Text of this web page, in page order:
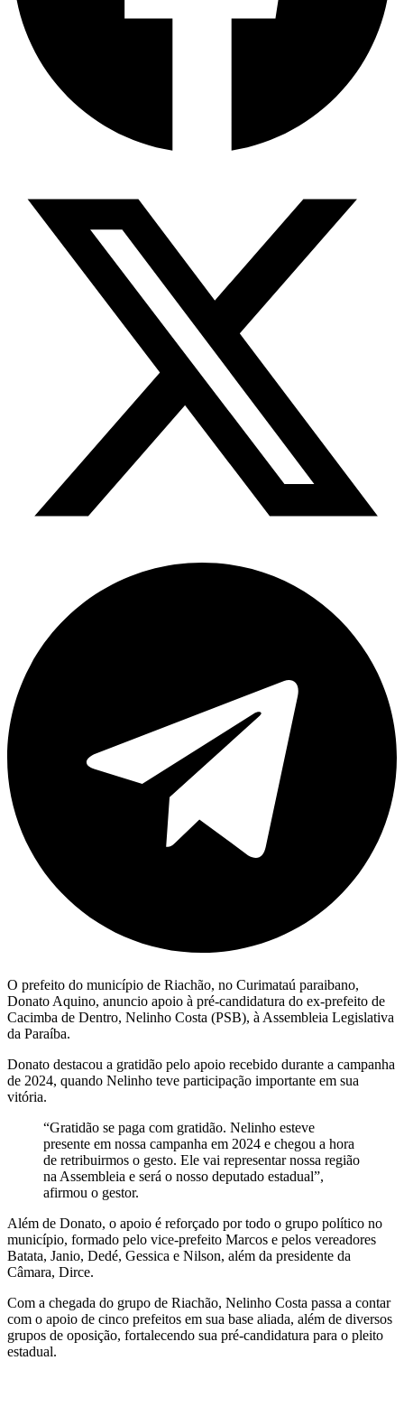
O prefeito do município de Riachão, no Curimataú paraibano,
Donato Aquino, anuncio apoio à pré-candidatura do ex-prefeito de
Cacimba de Dentro, Nelinho Costa (PSB), à Assembleia Legislativa
da Paraíba.
Donato destacou a gratidão pelo apoio recebido durante a campanha
de 2024, quando Nelinho teve participação importante em sua
vitória.
“Gratidão se paga com gratidão. Nelinho esteve
presente em nossa campanha em 2024 e chegou a hora
de retribuirmos o gesto. Ele vai representar nossa região
na Assembleia e será o nosso deputado estadual”,
afirmou o gestor.
Além de Donato, o apoio é reforçado por todo o grupo político no
município, formado pelo vice-prefeito Marcos e pelos vereadores
Batata, Janio, Dedé, Gessica e Nilson, além da presidente da
Câmara, Dirce.
Com a chegada do grupo de Riachão, Nelinho Costa passa a contar
com o apoio de cinco prefeitos em sua base aliada, além de diversos
grupos de oposição, fortalecendo sua pré-candidatura para o pleito
estadual.